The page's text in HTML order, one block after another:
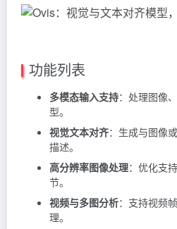
功能列表
多模态输入支持：处理图像
型。
视觉文本对齐：生成与图像
描述。
高分辨率图像处理：优化支
节。
视频与多图分析：支持视频
理。